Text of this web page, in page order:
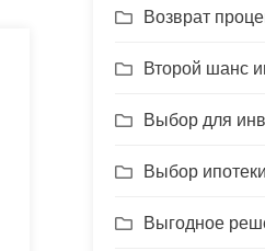
Возврат
Второй шанс
Выбор для
Выбор
Выгодное